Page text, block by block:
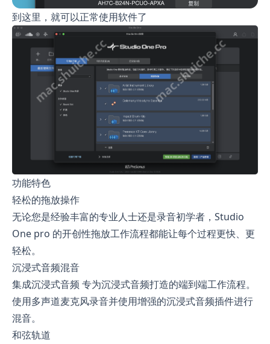
到这里，就可以正常使用软件了
功能特色
轻松的拖放操作
无论您是经验丰富的专业人士还是录音初学者，Studio
One pro 的开创性拖放工作流程都能让每个过程更快、更
轻松。
沉浸式音频混音
集成沉浸式音频 专为沉浸式音频打造的端到端工作流程。
使用多声道麦克风录音并使用增强的沉浸式音频插件进行
混音。
和弦轨道